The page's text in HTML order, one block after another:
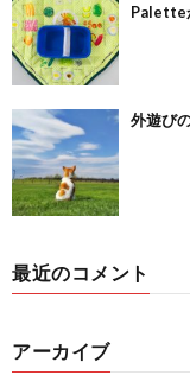
Palette
外遊び
最近のコメント
アーカイブ